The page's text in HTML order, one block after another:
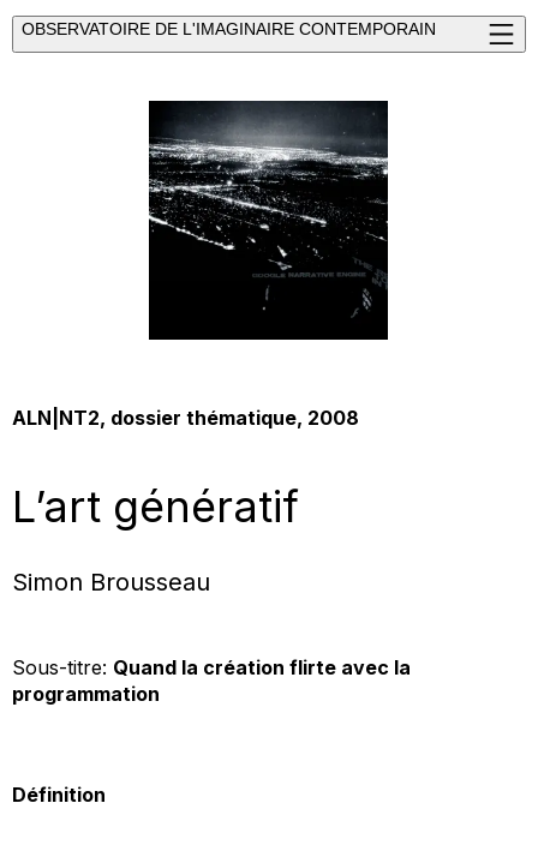
OBSERVATOIRE DE L'IMAGINAIRE CONTEMPORAIN
ALN|NT2, dossier thématique, 2008
L’art génératif
Simon Brousseau
Sous-titre: Quand la création flirte avec la
programmation
Définition